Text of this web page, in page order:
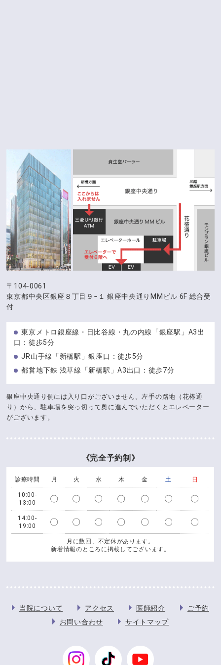
〒104-0061
東京都中央区銀座８丁目９−１ 銀座中央通りMMビル 6F 総合受
付
東京メトロ銀座線・日比谷線・丸の内線「銀座駅」A3出
口：徒歩5分
JR山手線「新橋駅」銀座口：徒歩5分
都営地下鉄 浅草線「新橋駅」A3出口：徒歩7分
銀座中央通り側には入り口がございません。左手の路地（花椿通
り）から、駐車場を突っ切って奥に進んでいただくとエレベーター
がございます。
《完全予約制》
診療時間 月 火 水 木 金 土 日
10:00-
13:00
〇 〇 〇 〇 〇 〇 〇
14:00-
19:00
〇 〇 〇 〇 〇 〇 〇
月に数回、不定休があります。
新着情報のところに掲載してございます。
当院について アクセス 医師紹介
ご予約
お問い合わせ
サイトマップ